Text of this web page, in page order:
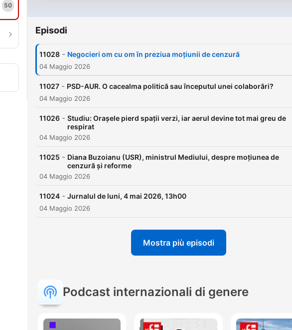
50
Episodi
11028 - Negocieri om cu om în preziua moțiunii de cenzură
04 Maggio 2026
11027 - PSD-AUR. O cacealma politică sau începutul unei colaborări?
04 Maggio 2026
11026 - Studiu: Orașele pierd spații verzi, iar aerul devine tot mai greu de
respirat
04 Maggio 2026
11025 - Diana Buzoianu (USR), ministrul Mediului, despre moțiunea de
cenzură și reforme
04 Maggio 2026
11024 - Jurnalul de luni, 4 mai 2026, 13h00
04 Maggio 2026
Mostra più episodi
Podcast internazionali di genere